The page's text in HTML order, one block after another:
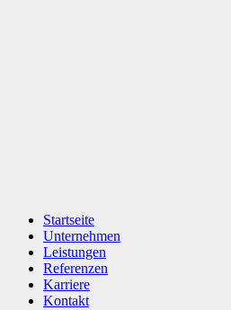
Startseite
Unternehmen
Leistungen
Referenzen
Karriere
Kontakt